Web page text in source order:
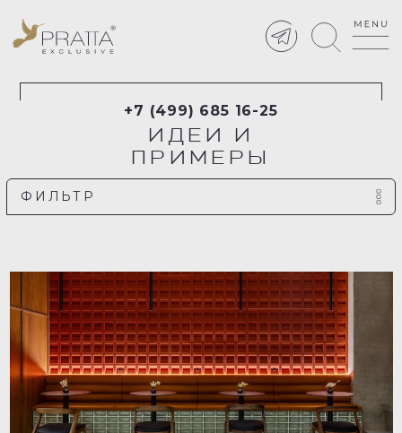
+7 (499) 685 16-25
ИДЕИ И
ПРИМЕРЫ
ФИЛЬТР